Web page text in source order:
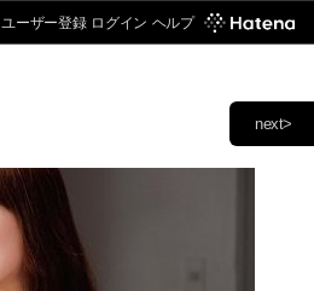
ユーザー登録 ログイン ヘルプ
next>